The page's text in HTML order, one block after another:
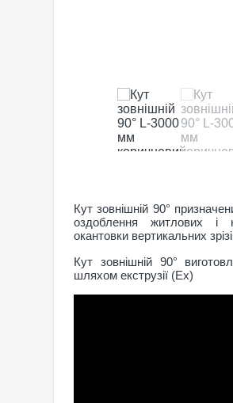
Кут зовнішній 90°
оздоблення житлових і
окантовки вертикальних
Кут зовнішній 90°
шляхом екструзії (Ex)